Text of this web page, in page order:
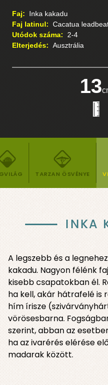
Faj:
Inka kakadu
Faj latinul: Cacatua
Utódok száma:
2-4
Elterjedés: Ausztrália
19
TARZAN ÖSVÉNYE
INKA
A legszebb és a
kakadu. Nagyon félénk
kisebb csapatokban él.
ha kell, akár hátrafelé is
hím írisze
vörösesbarna.
szerint, abban az
ha az ivarérés elérése
madarak között.